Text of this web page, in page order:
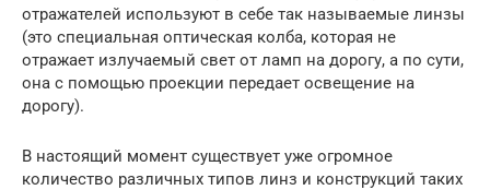
отражателей используют в себе так называемые линзы
(это специальная оптическая колба, которая не
отражает излучаемый свет от ламп на дорогу, а по сути,
она с помощью проекции передает освещение на
дорогу).
В настоящий момент существует уже огромное
количество различных типов линз и конструкций таких